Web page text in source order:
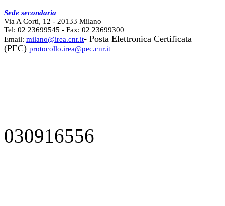
Sede secondaria
Via A Corti, 12 - 20133 Milano
Tel: 02 23699545 - Fax: 02 23699300
Email: milano@irea.cnr.it- Posta Elettronica Certificata
(PEC) protocollo.irea@pec.cnr.it
030916556